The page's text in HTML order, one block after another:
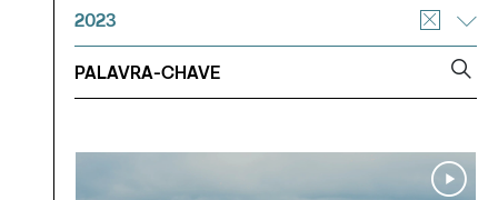
2023